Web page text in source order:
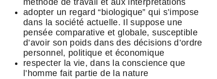
méthode de travail et aux interprétations
adopter un regard “biologique” qui s’impose
dans la société actuelle. Il suppose une
pensée comparative et globale, susceptible
d’avoir son poids dans des décisions d’ordre
personnel, politique et économique
respecter la vie, dans la conscience que
l’homme fait partie de la nature